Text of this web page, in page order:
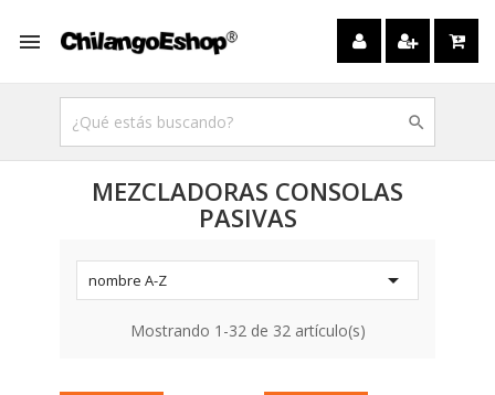


MEZCLADORAS CONSOLAS
PASIVAS
nombre A-Z 
Mostrando 1-32 de 32 artículo(s)